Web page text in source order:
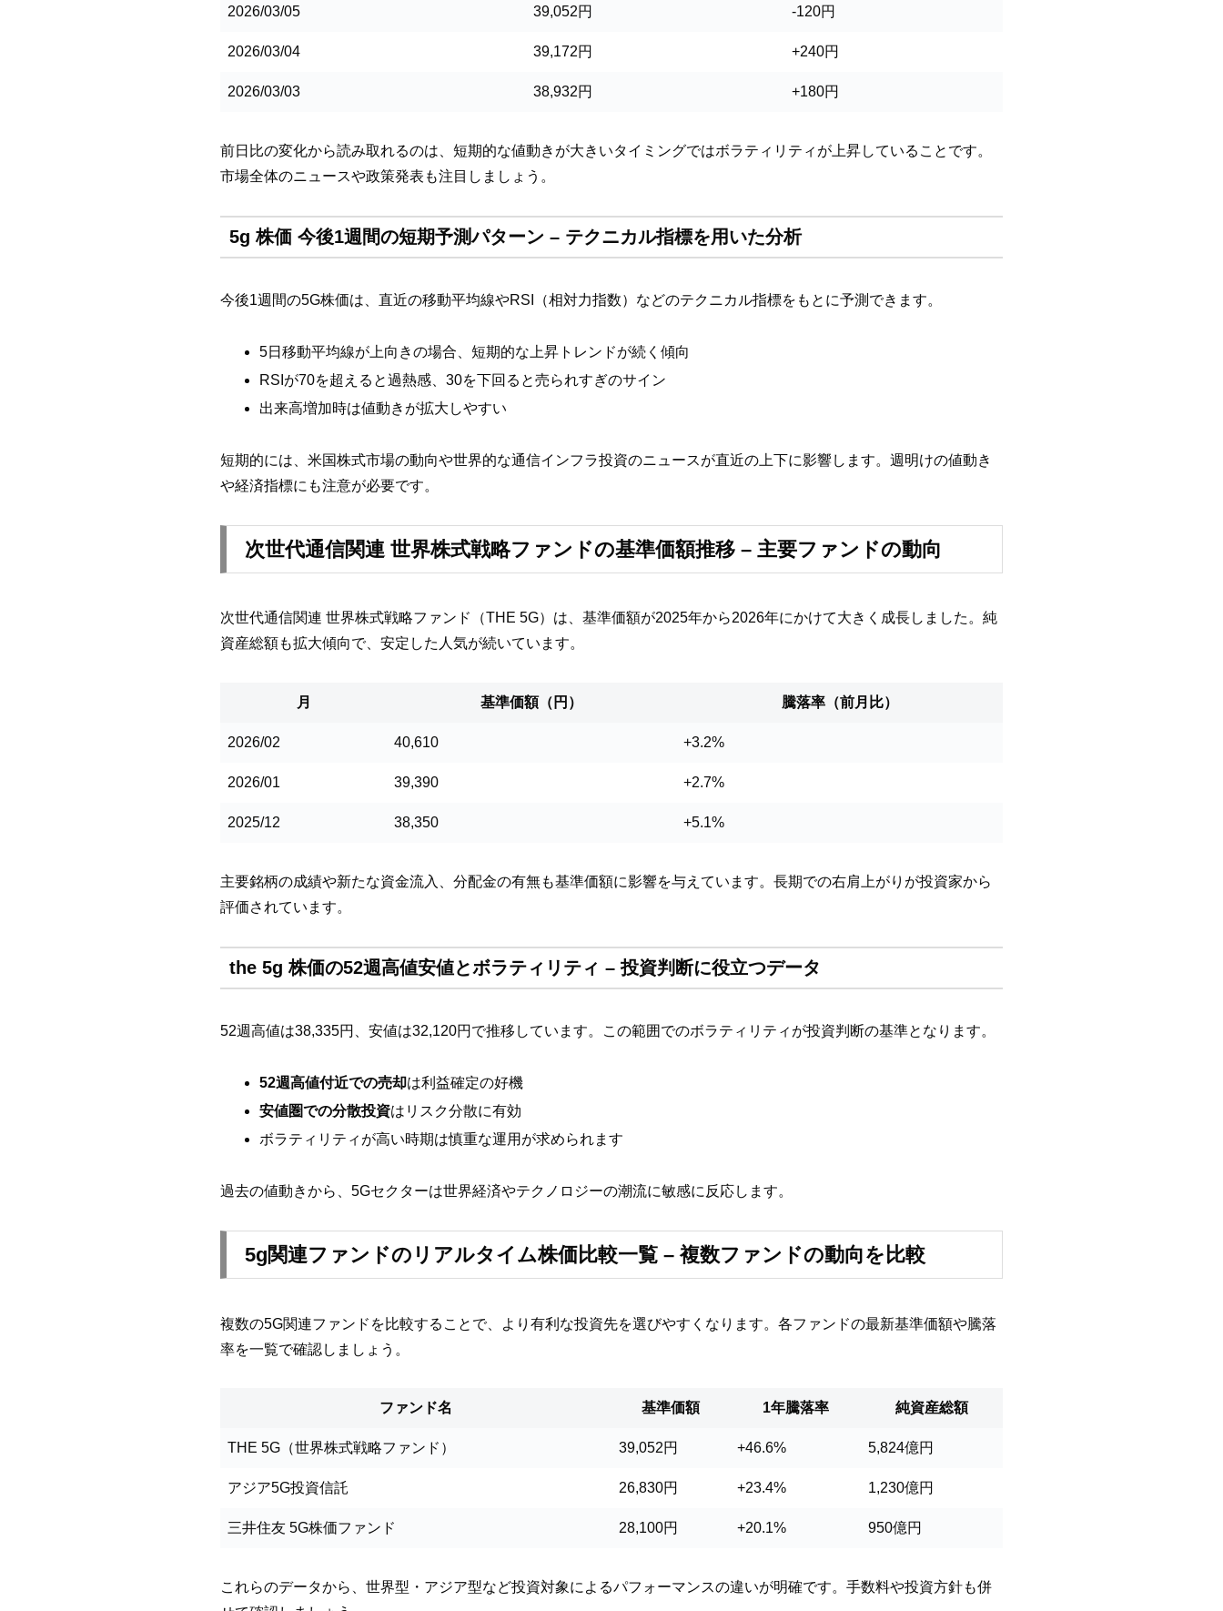
2026/03/05 39,052円 -120円
2026/03/04 39,172円 +240円
2026/03/03 38,932円 +180円
前日比の変化から読み取れるのは、短期的な値動きが大きいタイミングではボラティリティが上昇していることです。
市場全体のニュースや政策発表も注目しましょう。
5g 株価 今後1週間の短期予測パターン – テクニカル指標を用いた分析
今後1週間の5G株価は、直近の移動平均線やRSI（相対力指数）などのテクニカル指標をもとに予測できます。
5日移動平均線が上向きの場合、短期的な上昇トレンドが続く傾向
RSIが70を超えると過熱感、30を下回ると売られすぎのサイン
出来高増加時は値動きが拡大しやすい
短期的には、米国株式市場の動向や世界的な通信インフラ投資のニュースが直近の上下に影響します。週明けの値動き
や経済指標にも注意が必要です。
次世代通信関連 世界株式戦略ファンドの基準価額推移 – 主要ファンドの動向
次世代通信関連 世界株式戦略ファンド（THE 5G）は、基準価額が2025年から2026年にかけて大きく成長しました。純
資産総額も拡大傾向で、安定した人気が続いています。
月 基準価額（円） 騰落率（前月比）
2026/02 40,610 +3.2%
2026/01 39,390 +2.7%
2025/12 38,350 +5.1%
主要銘柄の成績や新たな資金流入、分配金の有無も基準価額に影響を与えています。長期での右肩上がりが投資家から
評価されています。
the 5g 株価の52週高値安値とボラティリティ – 投資判断に役立つデータ
52週高値は38,335円、安値は32,120円で推移しています。この範囲でのボラティリティが投資判断の基準となります。
52週高値付近での売却は利益確定の好機
安値圏での分散投資はリスク分散に有効
ボラティリティが高い時期は慎重な運用が求められます
過去の値動きから、5Gセクターは世界経済やテクノロジーの潮流に敏感に反応します。
5g関連ファンドのリアルタイム株価比較一覧 – 複数ファンドの動向を比較
複数の5G関連ファンドを比較することで、より有利な投資先を選びやすくなります。各ファンドの最新基準価額や騰落
率を一覧で確認しましょう。
ファンド名 基準価額 1年騰落率 純資産総額
THE 5G（世界株式戦略ファンド） 39,052円 +46.6% 5,824億円
アジア5G投資信託 26,830円 +23.4% 1,230億円
三井住友 5G株価ファンド 28,100円 +20.1% 950億円
これらのデータから、世界型・アジア型など投資対象によるパフォーマンスの違いが明確です。手数料や投資方針も併